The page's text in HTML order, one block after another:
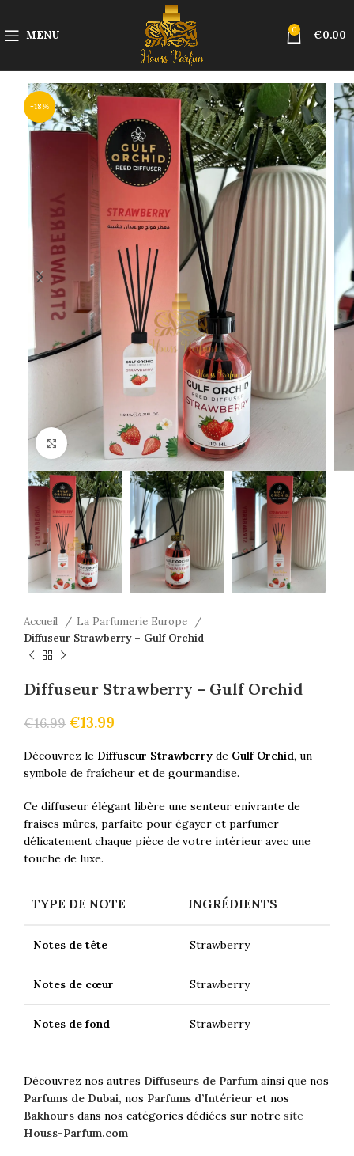
MENU 0 €0.00
-18%
Click to enlarge
Accueil
La Parfumerie Europe
Diffuseur Strawberry – Gulf Orchid
Diffuseur Strawberry – Gulf Orchid
€16.99 €13.99
Découvrez le Diffuseur Strawberry de Gulf Orchid, un
symbole de fraîcheur et de gourmandise.
Ce diffuseur élégant libère une senteur enivrante de
fraises mûres, parfaite pour égayer et parfumer
délicatement chaque pièce de votre intérieur avec une
touche de luxe.
TYPE DE NOTE INGRÉDIENTS
Notes de tête Strawberry
Notes de cœur Strawberry
Notes de fond Strawberry
Découvrez nos autres Diffuseurs de Parfum ainsi que nos
Parfums de Dubai, nos Parfums d’Intérieur et nos
Bakhours dans nos catégories dédiées sur notre site
Houss-Parfum.com